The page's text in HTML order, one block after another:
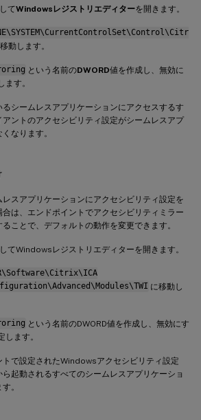
てWindowsレジストリエディターを開きます。
動します。
という名前のDWORD値を作成し、無効に
す。
シームレスアプリケーションにアクセスするす
ントのアクセシビリティ設定がシームレスアプ
なります。
スアプリケーションにアクセシビリティ設定を
合は、エンドポイントでアクセシビリティミラー
ことで、デフォルトの動作を変更できます。
てWindowsレジストリエディターを開きます。
に移動し
という名前のDWORD値を作成し、無効にす
ます。
トで設定されたWindowsアクセシビリティ設定
起動されるすべてのシームレスアプリケーショ
。